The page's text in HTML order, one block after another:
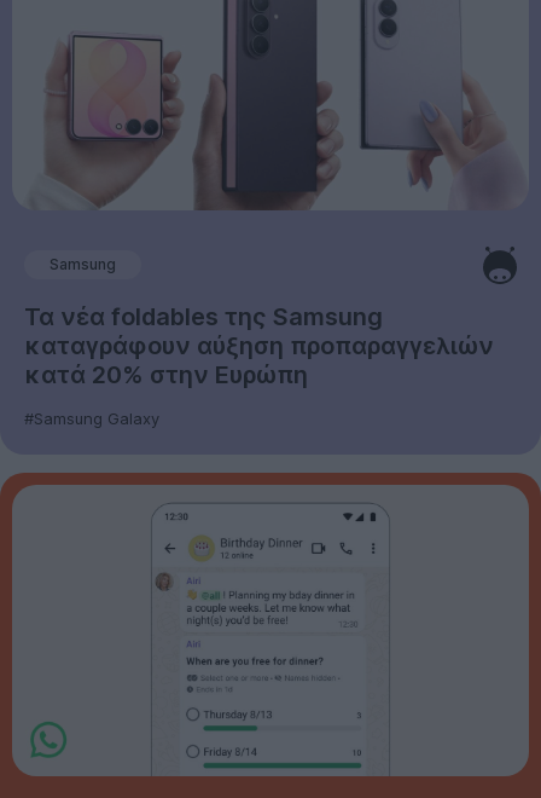
Samsung
Τα νέα foldables της Samsung
καταγράφουν αύξηση προπαραγγελιών
κατά 20% στην Ευρώπη
#Samsung Galaxy